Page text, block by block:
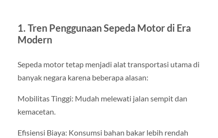
1. Tren Penggunaan Sepeda Motor di Era
Modern
Sepeda motor tetap menjadi alat transportasi utama di
banyak negara karena beberapa alasan:
Mobilitas Tinggi: Mudah melewati jalan sempit dan
kemacetan.
Efisiensi Biaya: Konsumsi bahan bakar lebih rendah